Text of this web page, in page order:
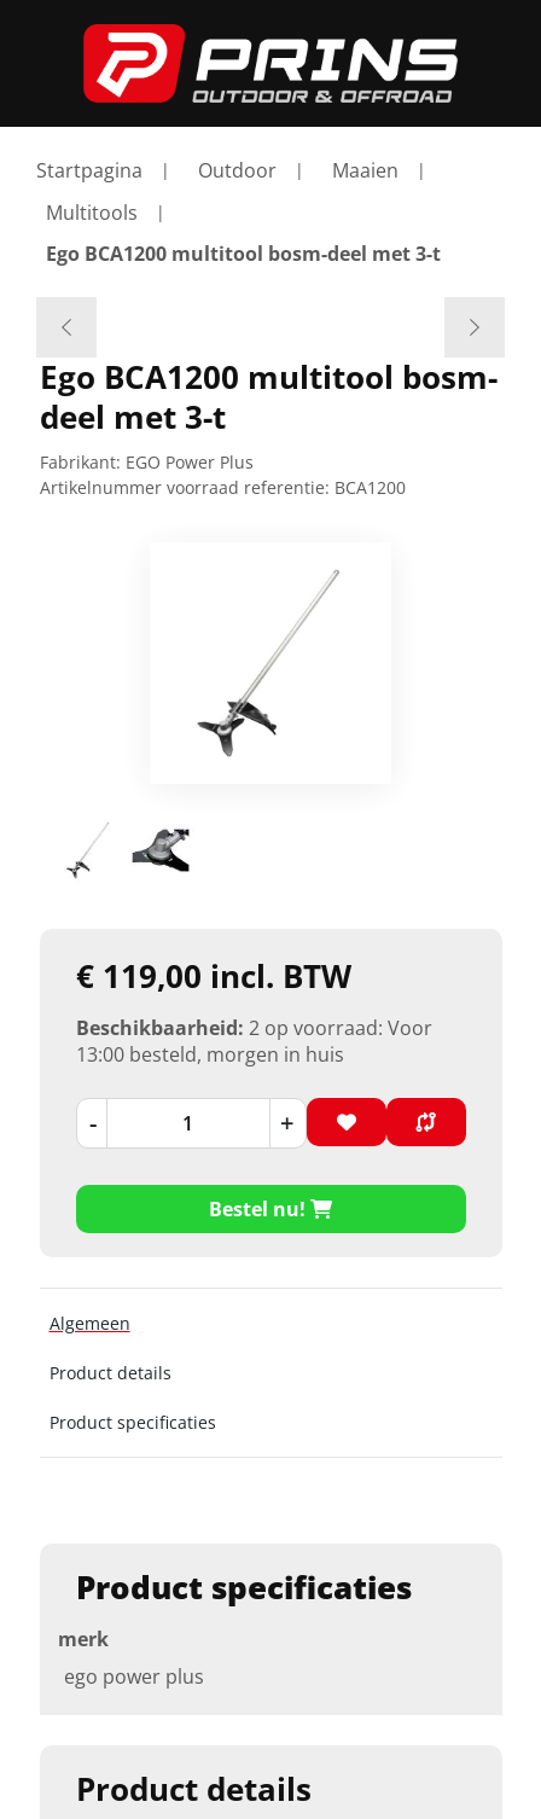
Startpagina Outdoor
Maaien
Multitools
Ego BCA1200 multitool bosm-deel met 3-t
Product details
Product specificaties
merk
ego power plus
Ego BCA1200 multitool bosm-
deel met 3-t
Fabrikant: EGO Power Plus
Artikelnummer voorraad referentie: BCA1200
€ 119,00 incl. BTW
Beschikbaarheid: 2 op voorraad: Voor
13:00 besteld, morgen in huis
- +
Bestel nu!
Algemeen
Product details
Product specificaties